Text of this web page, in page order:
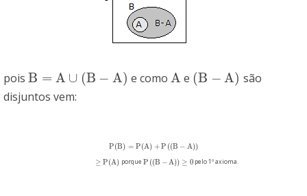
pois B = A ∪ (B − A)
B= A∪(B −A ) e comoA
A e (B − A)
(B− A)
são
disjuntos vem:
P(B) = P(A) +P ((B − A))
P(B)=P A)+P((B−A ))
≥ P(A) porque P ((B −A)) ≥ 0
P(( B−A )≥0 pelo 1º axioma.